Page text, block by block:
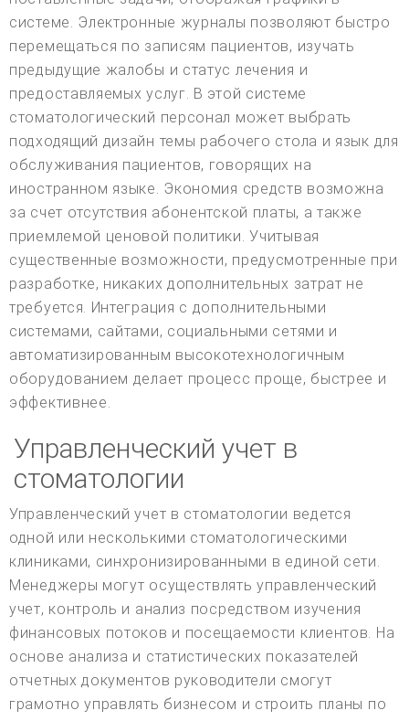
системе. Электронные журналы позволяют быстро
перемещаться по записям пациентов, изучать
предыдущие жалобы и статус лечения и
предоставляемых услуг. В этой системе
стоматологический персонал может выбрать
подходящий дизайн темы рабочего стола и язык для
обслуживания пациентов, говорящих на
иностранном языке. Экономия средств возможна
за счет отсутствия абонентской платы, а также
приемлемой ценовой политики. Учитывая
существенные возможности, предусмотренные при
разработке, никаких дополнительных затрат не
требуется. Интеграция с дополнительными
системами, сайтами, социальными сетями и
автоматизированным высокотехнологичным
оборудованием делает процесс проще, быстрее и
эффективнее.
Управленческий учет в
стоматологии
Управленческий учет в стоматологии ведется
одной или несколькими стоматологическими
клиниками, синхронизированными в единой сети.
Менеджеры могут осуществлять управленческий
учет, контроль и анализ посредством изучения
финансовых потоков и посещаемости клиентов. На
основе анализа и статистических показателей
отчетных документов руководители смогут
грамотно управлять бизнесом и строить планы по